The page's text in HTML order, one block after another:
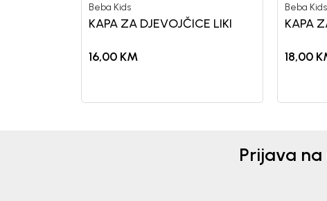
Beba Kids
KAPA ZA DJEVOJČICE LIKI
16,00 KM
Beba Kids
KAPA
18,00
Prijava